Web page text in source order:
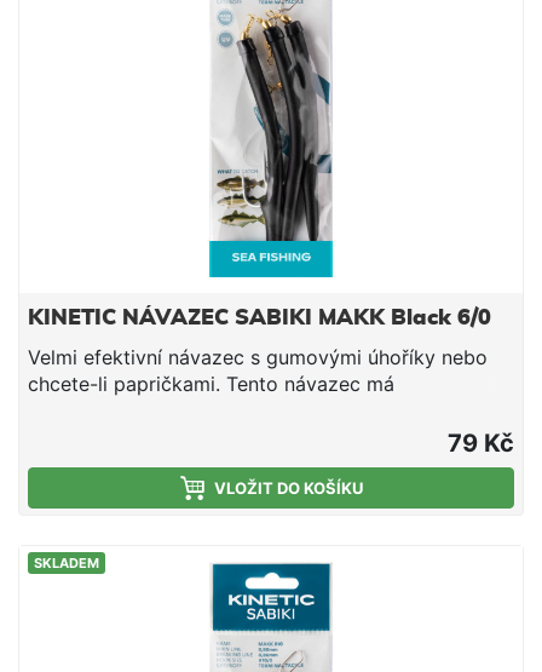
KINETIC NÁVAZEC SABIKI MAKK Black 6/0
Velmi efektivní návazec s gumovými úhoříky nebo
chcete-li papričkami. Tento návazec má
úlovků. Používají ho i norští profesionální rybáři a to
z jediného důvodu - chytá totiž nejvíce ryb. Je
používán po generace a funguje stále stejně dobře.
tmavá Háček #6/0, délka 150 cm, vlasec 0,80 mm
Háček #10/0, délka 150 cm, vlasec 0,80 mm
79 Kč
VLOŽIT DO KOŠÍKU
SKLADEM